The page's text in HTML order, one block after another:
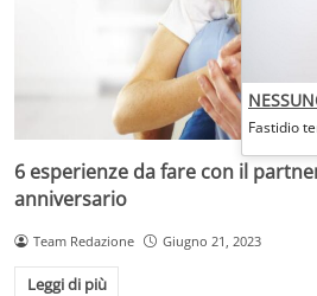
6 esperienze da fare con il
anniversario
Team Redazione Giugno 21, 2023
Leggi di più
Fastidio